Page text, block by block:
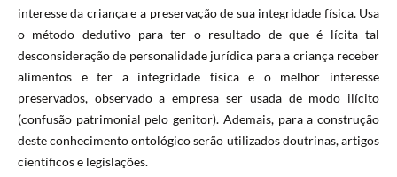
interesse da criança e a preservação de sua integridade física. Usa
o método dedutivo para ter o resultado de que é lícita tal
desconsideração de personalidade jurídica para a criança receber
alimentos e ter a integridade física e o melhor interesse
preservados, observado a empresa ser usada de modo ilícito
(confusão patrimonial pelo genitor). Ademais, para a construção
deste conhecimento ontológico serão utilizados doutrinas, artigos
científicos e legislações.